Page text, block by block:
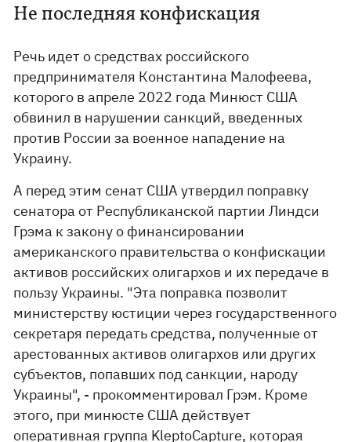
Не последняя конфискация
Речь идет о средствах российского
предпринимателя Константина Малофеева,
которого в апреле 2022 года Минюст США
обвинил в нарушении санкций, введенных
против России за военное нападение на
Украину.
А перед этим сенат США утвердил поправку
сенатора от Республиканской партии Линдси
Грэма к закону о финансировании
американского правительства о конфискации
активов российских олигархов и их передаче в
пользу Украины. "Эта поправка позволит
министерству юстиции через государственного
секретаря передать средства, полученные от
арестованных активов олигархов или других
субъектов, попавших под санкции, народу
Украины", - прокомментировал Грэм. Кроме
этого, при минюсте США действует
оперативная группа KleptoCapturе, которая